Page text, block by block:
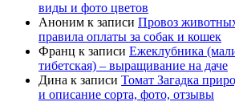
виды и фото цветов
Аноним к записи Провоз
правила оплаты за собак и кошек
Франц к записи Ежеклубника
тибетская) – выращивание на даче
Дина к записи Томат Загадка
и описание сорта, фото, отзывы